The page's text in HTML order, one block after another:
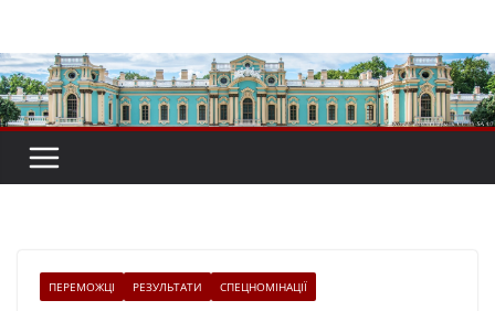
вмісту
ПЕРЕМОЖЦІ РЕЗУЛЬТАТИ СПЕЦНОМІНАЦІЇ